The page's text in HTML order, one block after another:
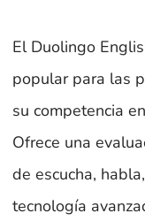
El Duolingo
popular para las
su competencia
Ofrece una
de escucha,
tecnología